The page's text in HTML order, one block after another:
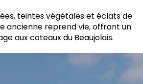
actesteintes végétales et éclats de
ancienne reprend vie, offrant un
aux coteaux du Beaujolais.